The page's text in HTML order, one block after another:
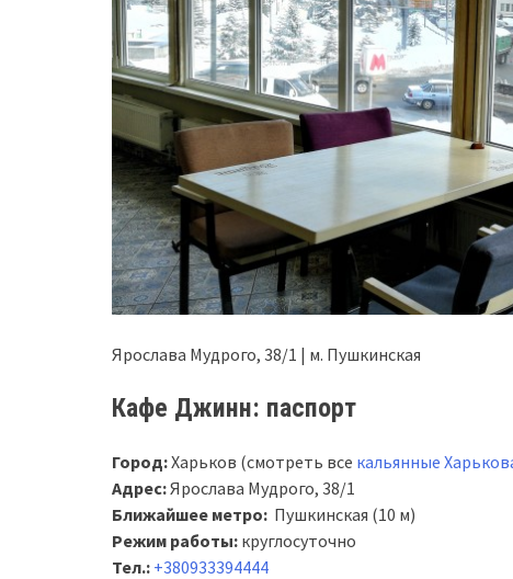
Ярослава Мудрого, 38/1 | м. Пушкинская
Кафе Джинн: паспорт
Город:Харьков (смотреть все кальянные
Адрес:Ярослава Мудрого, 38/1
Ближайшее метро: Пушкинская (10 м)
Режим работы: круглосуточно
Тел.: +380933394444